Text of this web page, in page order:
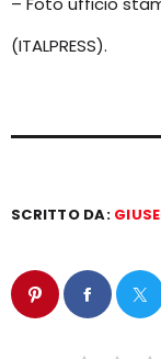
(ITALPRESS).
SCRITTO DA: